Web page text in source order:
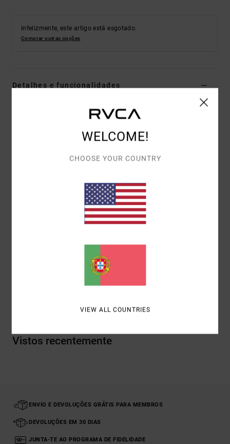
Infelizmente, este artigo está esgotado.
Comprar outras opções
Detalhes e funcionalidades
T-shirt pólo de mangas curtas Preto Mulher
algodão e elastano
Crop justo
Gola em V
Mangas curtas
95% algodão / 5% elastano
Vistos recentemente
ENVIO E DEVOLUÇÕES GRÁTIS PARA MEMBROS
DEVOLUÇÕES EM 30 DIAS
JUNTA-TE AO PROGRAMA DE FIDELIDADE
WELCOME!
CHOOSE YOUR COUNTRY
VIEW ALL COUNTRIES